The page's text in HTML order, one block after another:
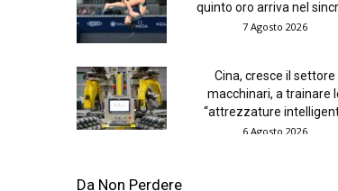
quinto oro arriva nel
7 Agosto 2026
Cina, cresce il settore
macchinari, a trainare
“attrezzature
6 Agosto 2026
Da Non Perdere